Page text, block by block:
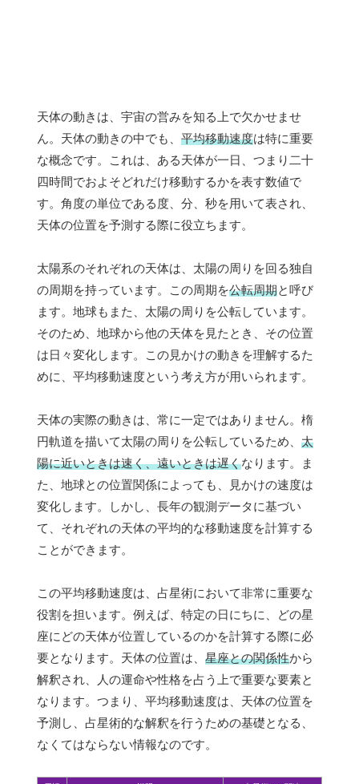
天体の動きは、宇宙の営みを知る上で欠かせませ
ん。天体の動きの中でも、 平均移動速度は特に重要
な概念です。これは、ある天体が一日、つまり二十
四時間でおよそどれだけ移動するかを表す数値で
す。角度の単位である度、分、秒を用いて表され、
天体の位置を予測する際に役立ちます。
太陽系のそれぞれの天体は、太陽の周りを回る独自
の周期を持っています。この周期を公転周期と呼び
ます。地球もまた、太陽の周りを公転しています。
そのため、地球から他の天体を見たとき、その位置
は日々変化します。この見かけの動きを理解するた
めに、平均移動速度という考え方が用いられます。
天体の実際の動きは、常に一定ではありません。楕
円軌道を描いて太陽の周りを公転しているため、 太
陽に近いときは速く、遠いときは遅くなります。ま
た、地球との位置関係によっても、見かけの速度は
変化します。しかし、長年の観測データに基づい
て、それぞれの天体の平均的な移動速度を計算する
ことができます。
この平均移動速度は、占星術において非常に重要な
役割を担います。例えば、特定の日にちに、どの星
座にどの天体が位置しているのかを計算する際に必
要となります。天体の位置は、 星座との関係性から
解釈され、人の運命や性格を占う上で重要な要素と
なります。つまり、平均移動速度は、天体の位置を
予測し、占星術的な解釈を行うための基礎となる、
なくてはならない情報なのです。